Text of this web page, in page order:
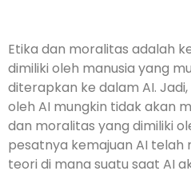
Etika dan moralitas adalah
dimiliki oleh manusia yang
diterapkan ke dalam AI.
oleh AI mungkin tidak akan
dan moralitas yang dimiliki
pesatnya kemajuan AI telah
teori di mana suatu saat AI